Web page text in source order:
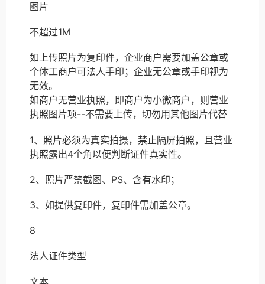
图片
不超过1M
如上传照片为复印件，企业商户需要加盖公章或
个体工商户可法人手印；企业无公章或手印视为
无效。
如商户无营业执照，即商户为小微商户，则营业
执照图片项--不需要上传，切勿用其他图片代替
1、照片必须为真实拍摄，禁止隔屏拍照，且营业
执照露出4个角以便判断证件真实性。
2、照片严禁截图、PS、含有水印；
3、如提供复印件，复印件需加盖公章。
8
法人证件类型
文本